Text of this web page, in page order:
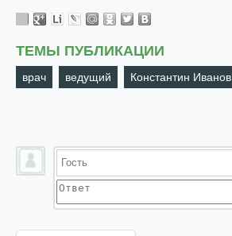
ТЕМЫ ПУБЛИКАЦИИ
врач ведущий Константин Иванов